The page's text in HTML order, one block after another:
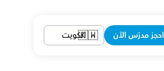
احجز مدرّس الآن 🇰🇼الكويت